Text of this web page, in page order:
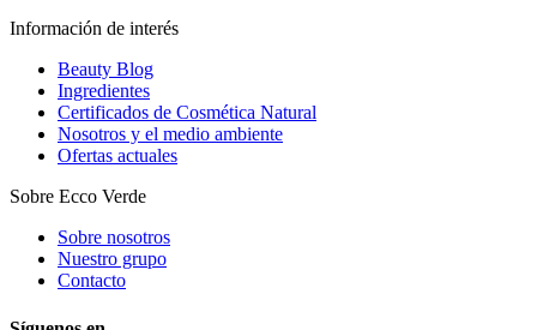
Información de interés
Beauty Blog
Ingredientes
Certificados de Cosmética Natural
Nosotros y el medio ambiente
Ofertas actuales
Sobre Ecco Verde
Sobre nosotros
Nuestro grupo
Contacto